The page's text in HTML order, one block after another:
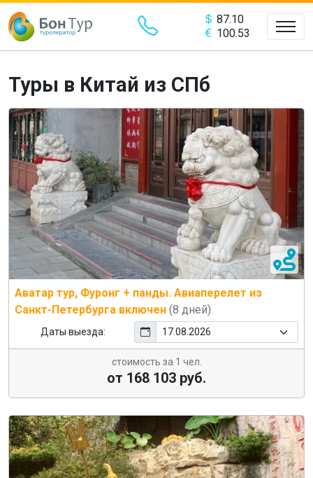
87.10
100.53
Туры в Китай из СПб
Аватар тур, Фуронг + панды. Авиаперелет из
Санкт-Петербурга включен (8 дней)
Даты выезда:
стоимость за 1 чел.
от 168 103 руб.